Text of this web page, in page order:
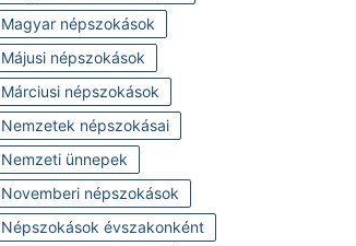
Magyar népszokások
Májusi népszokások
Márciusi népszokások
Nemzetek népszokásai
Nemzeti ünnepek
Novemberi népszokások
Népszokások évszakonként